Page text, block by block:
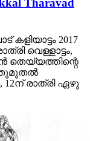
Tharavad
2017
വെള്ളാട്ടം,
തെയ്യത്തിന്റെ
രാത്രി ഏഴു